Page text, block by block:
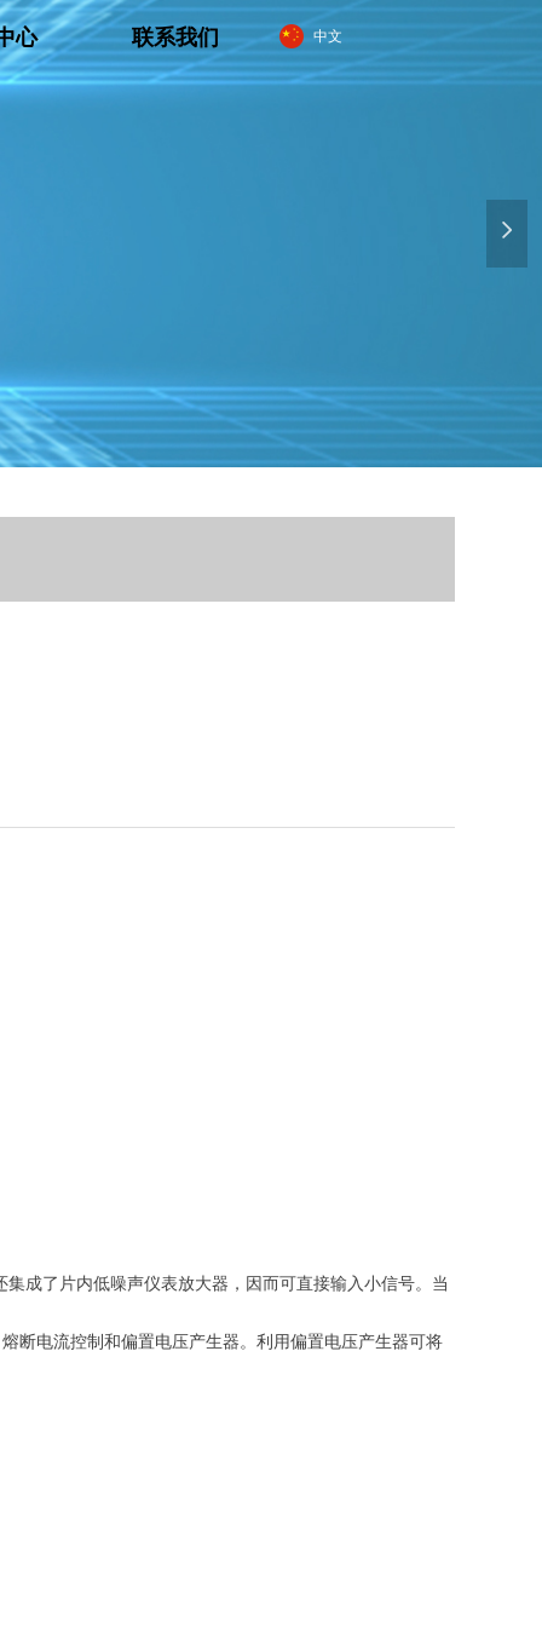
넲
心 联系我们 中文
成了片内低噪声仪表放大器，因而可直接输入小信号。当
断电流控制和偏置电压产生器。利用偏置电压产生器可将